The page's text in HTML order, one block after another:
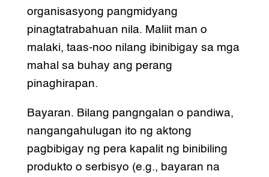
organisasyong pangmidyang
pinagtatrabahuan nila. Maliit man o
malaki, taas-noo nilang ibinibigay sa mga
mahal sa buhay ang perang
pinaghirapan.
Bayaran. Bilang pangngalan o pandiwa,
nangangahulugan ito ng aktong
pagbibigay ng pera kapalit ng binibiling
produkto o serbisyo (e.g., bayaran na